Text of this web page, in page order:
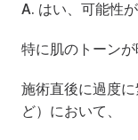
A. はい、可能性が
特に肌のトーンが
施術直後に過度
ど）において、